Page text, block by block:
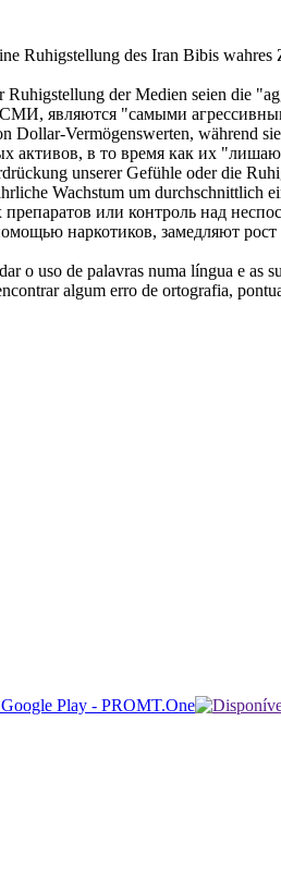
Ruhigstellung des Iran Bibis wahres
Ruhigstellung der Medien seien die
СМИ, являются "самыми
Dollar-Vermögenswerten, während
активов, в то время как их
unserer Gefühle oder die
Wachstum um durchschnittlich
или контроль над
наркотиков, замедляют
o uso de palavras numa língua e as
algum erro de ortografia,